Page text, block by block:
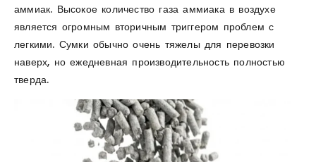
аммиак. Высокое количество газа аммиака в воздухе
является огромным вторичным триггером проблем с
легкими. Сумки обычно очень тяжелы для перевозки
наверх, но ежедневная производительность полностью
тверда.